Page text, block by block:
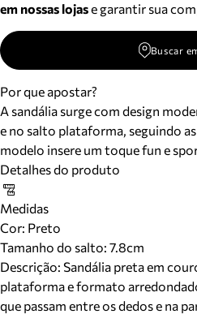
em nossas lojase garantir sua
Buscar
Por que apostar?
A sandália surge com design
e no salto plataforma, seguindo
modelo insere um toque fun e
Detalhes do produto
Medidas
Cor: Preto
Tamanho do salto: 7.8cm
Descrição: Sandália preta em
plataforma e formato
que passam entre os dedos e na